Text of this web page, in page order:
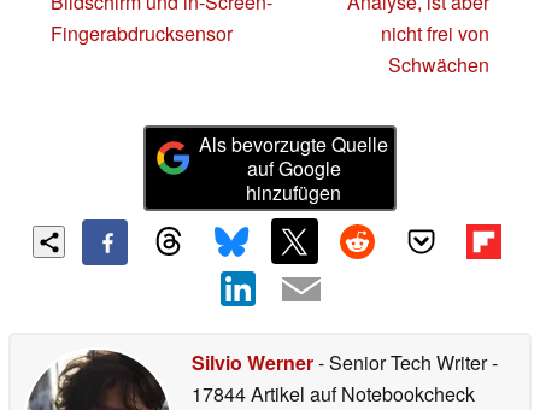
Fingerabdrucksensor
nicht frei von
Schwächen
Als bevorzugte Quelle
auf Google
hinzufügen
Silvio Werner- Senior Tech Writer-
17844 Artikel auf Notebookcheck